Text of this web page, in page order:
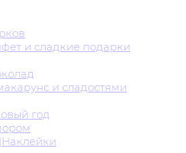
и сладкие подарки
и сладостями
год